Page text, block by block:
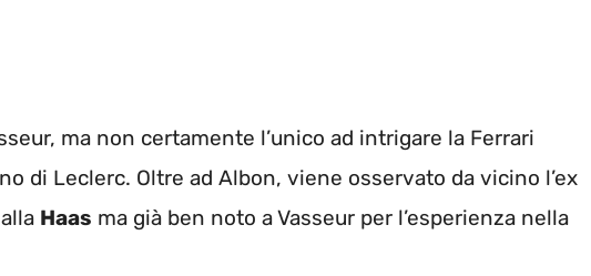
ma non certamente l’unico ad intrigare la Ferrari
di Leclerc. Oltre ad Albon, viene osservato da vicino l’ex
Haas ma già ben noto a Vasseur per l’esperienza nella